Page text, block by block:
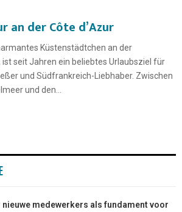
an der Côte d’Azur
Küstenstädtchen an der
seit Jahren ein beliebtes Urlaubsziel für
und Südfrankreich-Liebhaber. Zwischen
und den...
medewerkers als fundament voor